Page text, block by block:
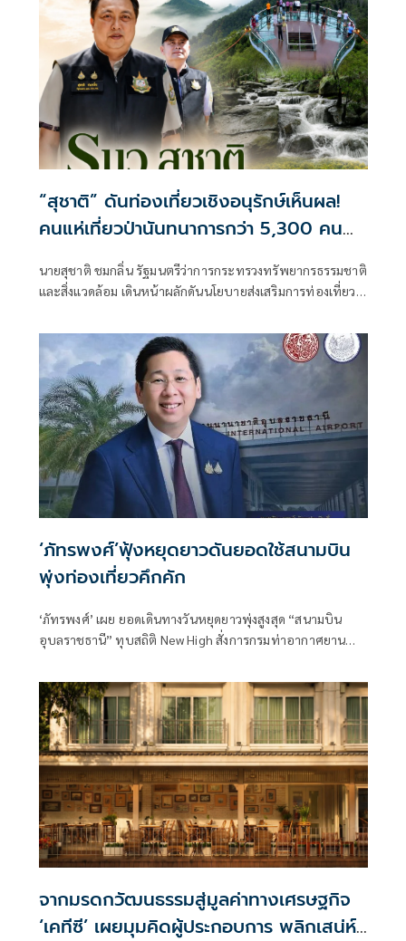
“สุชาติ” ดันท่องเที่ยวเชิงอนุรักษ์เห็นผล!
คนแห่เที่ยวป่านันทนาการกว่า 5,300 คน
รับวันเฉลิมพระชนมพรรษา ปลุกเศรษฐกิจ
ชุมชน-สร้างจิตสำนึกอนุรักษ์ธรรมชาติ
นายสุชาติ ชมกลิ่น รัฐมนตรีว่าการกระทรวงทรัพยากรธรรมชาติ
และสิ่งแวดล้อม เดินหน้าผลักดันนโยบายส่งเสริมการท่องเที่ยว
สัมผัสความงดงามของทรัพยากรธรรมชาติ
‘ภัทรพงศ์’ฟุ้งหยุดยาวดันยอดใช้สนามบิน
พุ่งท่องเที่ยวคึกคัก
‘ภัทรพงศ์’ เผย ยอดเดินทางวันหยุดยาวพุ่งสูงสุด “สนามบิน
อุบลราชธานี” ทุบสถิติ New High สั่งการกรมท่าอากาศยาน
เทียนพรรษา - ดันรายได้ท่องเที่ยวภูมิภาคคึกคัก
จากมรดกวัฒนธรรมสู่มูลค่าทางเศรษฐกิจ
‘เคทีซี’ เผยมุมคิดผู้ประกอบการ พลิกเสน่ห์